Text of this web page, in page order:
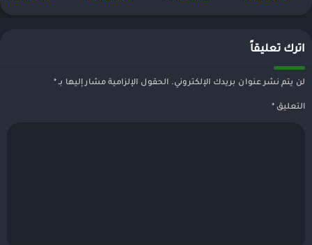
اترك تعليقاً
لن يتم نشر عنوان بريدك الإلكتروني. الحقول الإلزامية مشار إليها بـ*
التعليق *